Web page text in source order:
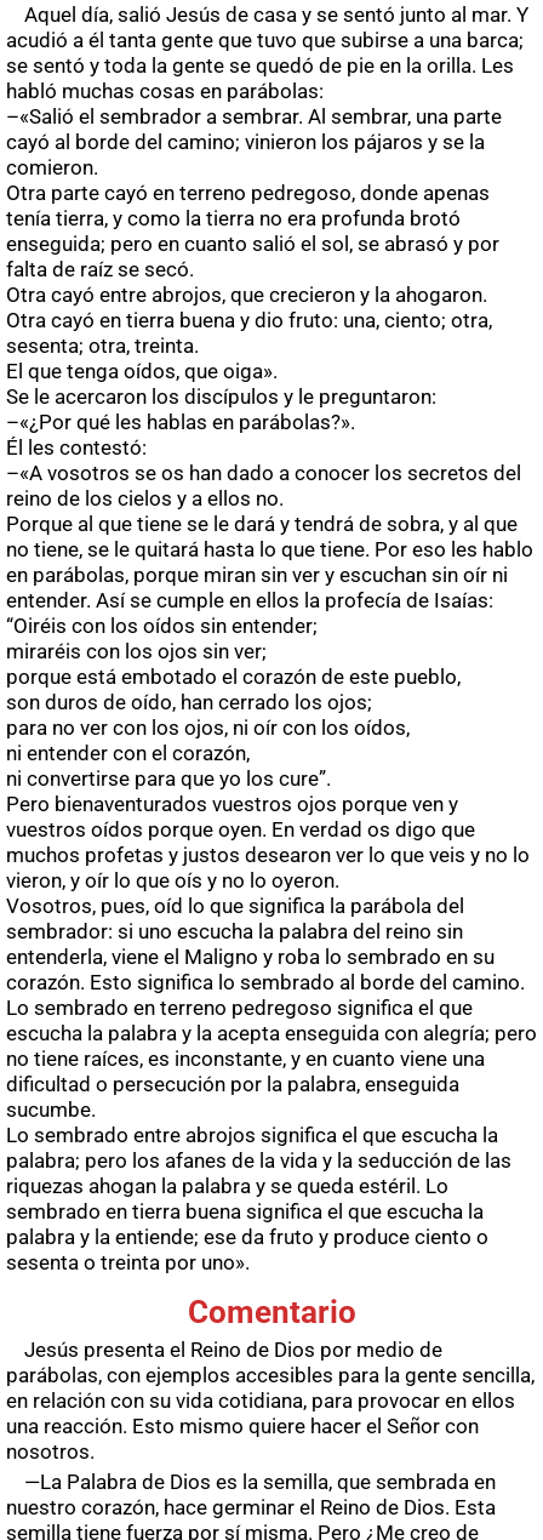
Aquel día, salió Jesús de casa y se sentó junto al mar. Y
acudió a él tanta gente que tuvo que subirse a una barca;
se sentó y toda la gente se quedó de pie en la orilla. Les
habló muchas cosas en parábolas:
–«Salió el sembrador a sembrar. Al sembrar, una parte
cayó al borde del camino; vinieron los pájaros y se la
comieron.
Otra parte cayó en terreno pedregoso, donde apenas
tenía tierra, y como la tierra no era profunda brotó
enseguida; pero en cuanto salió el sol, se abrasó y por
falta de raíz se secó.
Otra cayó entre abrojos, que crecieron y la ahogaron.
Otra cayó en tierra buena y dio fruto: una, ciento; otra,
sesenta; otra, treinta.
El que tenga oídos, que oiga».
Se le acercaron los discípulos y le preguntaron:
–«¿Por qué les hablas en parábolas?».
Él les contestó:
–«A vosotros se os han dado a conocer los secretos del
reino de los cielos y a ellos no.
Porque al que tiene se le dará y tendrá de sobra, y al que
no tiene, se le quitará hasta lo que tiene. Por eso les hablo
en parábolas, porque miran sin ver y escuchan sin oír ni
entender. Así se cumple en ellos la profecía de Isaías:
“Oiréis con los oídos sin entender;
miraréis con los ojos sin ver;
porque está embotado el corazón de este pueblo,
son duros de oído, han cerrado los ojos;
para no ver con los ojos, ni oír con los oídos,
ni entender con el corazón,
ni convertirse para que yo los cure”.
Pero bienaventurados vuestros ojos porque ven y
vuestros oídos porque oyen. En verdad os digo que
muchos profetas y justos desearon ver lo que veis y no lo
vieron, y oír lo que oís y no lo oyeron.
Vosotros, pues, oíd lo que significa la parábola del
sembrador: si uno escucha la palabra del reino sin
entenderla, viene el Maligno y roba lo sembrado en su
corazón. Esto significa lo sembrado al borde del camino.
Lo sembrado en terreno pedregoso significa el que
escucha la palabra y la acepta enseguida con alegría; pero
no tiene raíces, es inconstante, y en cuanto viene una
dificultad o persecución por la palabra, enseguida
sucumbe.
Lo sembrado entre abrojos significa el que escucha la
palabra; pero los afanes de la vida y la seducción de las
riquezas ahogan la palabra y se queda estéril. Lo
sembrado en tierra buena significa el que escucha la
palabra y la entiende; ese da fruto y produce ciento o
sesenta o treinta por uno».
Comentario
Jesús presenta el Reino de Dios por medio de
parábolas, con ejemplos accesibles para la gente sencilla,
en relación con su vida cotidiana, para provocar en ellos
una reacción. Esto mismo quiere hacer el Señor con
nosotros.
—La Palabra de Dios es la semilla, que sembrada en
nuestro corazón, hace germinar el Reino de Dios. Esta
semilla tiene fuerza por sí misma. Pero ¿Me creo de